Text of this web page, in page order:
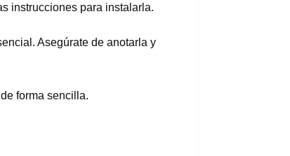
instrucciones para instalarla.
Asegúrate de anotarla y
forma sencilla.